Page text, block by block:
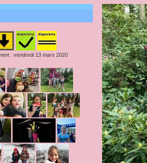
: vendredi 13 mars 2020